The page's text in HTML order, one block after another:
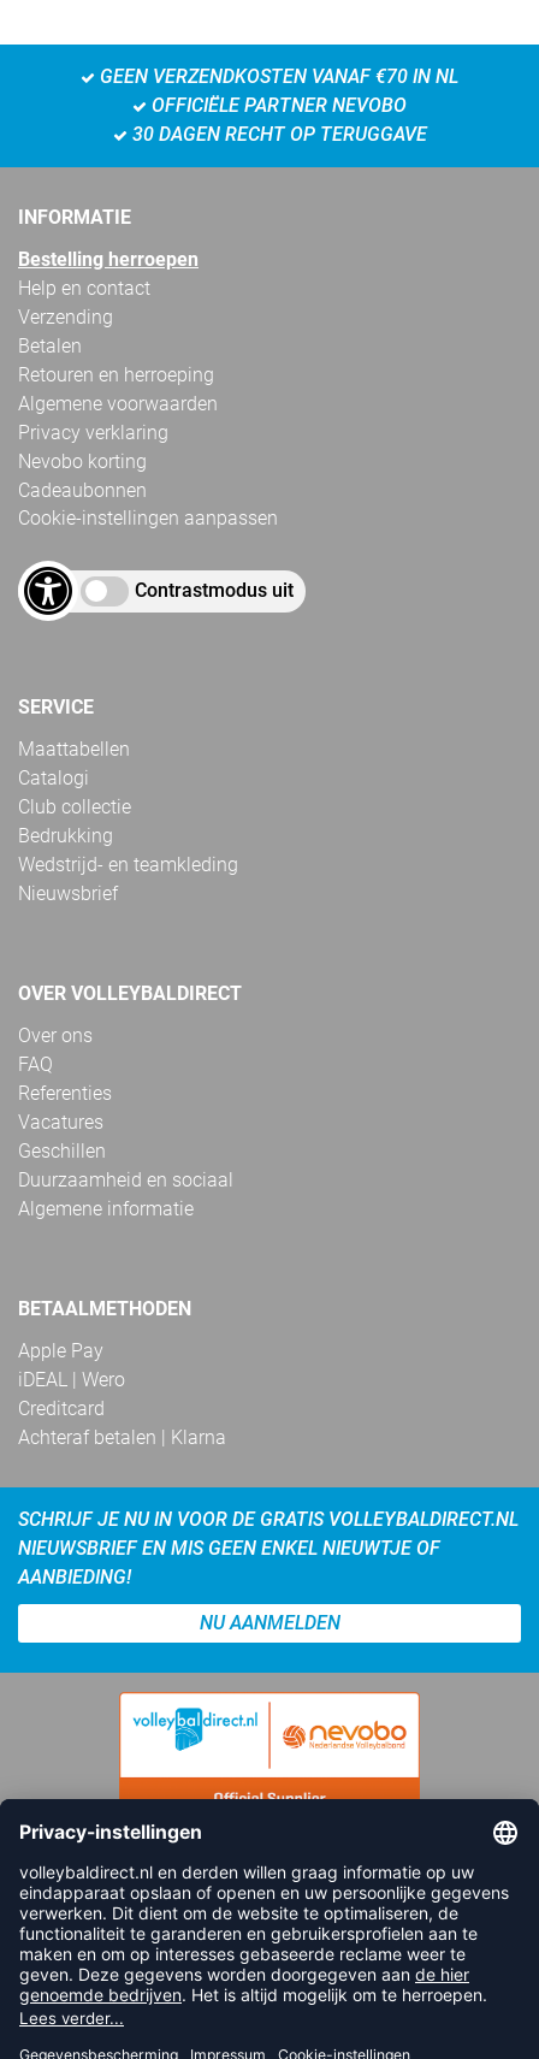
GEEN VERZENDKOSTEN VANAF €70 IN NL
OFFICIËLE PARTNER NEVOBO
30 DAGEN RECHT OP TERUGGAVE
INFORMATIE
Bestelling herroepen
Help en contact
Verzending
Betalen
Retouren en herroeping
Algemene voorwaarden
Privacy verklaring
Nevobo korting
Cadeaubonnen
Cookie-instellingen aanpassen
Contrastmodus uit
SERVICE
Maattabellen
Catalogi
Club collectie
Bedrukking
Wedstrijd- en teamkleding
Nieuwsbrief
OVER VOLLEYBALDIRECT
Over ons
FAQ
Referenties
Vacatures
Geschillen
Duurzaamheid en sociaal
Algemene informatie
BETAALMETHODEN
Apple Pay
iDEAL | Wero
Creditcard
Achteraf betalen | Klarna
SCHRIJF JE NU IN VOOR DE GRATIS VOLLEYBALDIRECT.NL
NIEUWSBRIEF EN MIS GEEN ENKEL NIEUWTJE OF
AANBIEDING!
NU AANMELDEN
FOLLOW US